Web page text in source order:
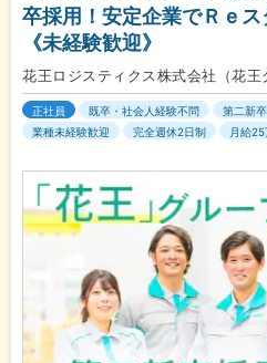
卒採用！安定企業でＲｅス
《未経験歓迎》
花王ロジスティクス株式会社（花王
正社員 既卒・社会人経験不問 第二新
業種未経験歓迎
完全週休2日制 月給